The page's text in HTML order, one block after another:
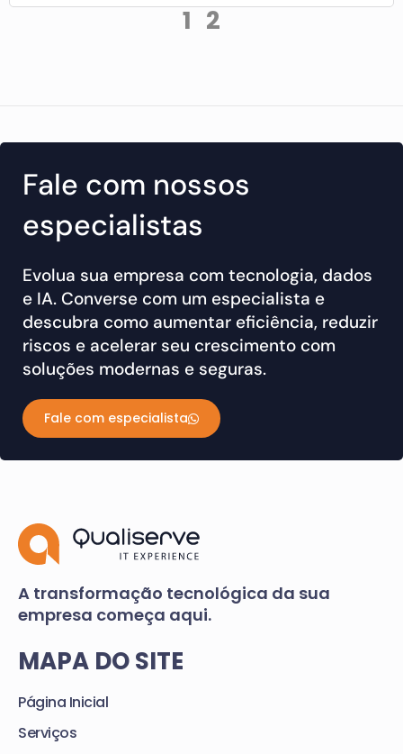
1 2
Fale com nossos
especialistas
Evolua sua empresa com tecnologia, dados
e IA. Converse com um especialista e
descubra como aumentar eficiência, reduzir
riscos e acelerar seu crescimento com
soluções modernas e seguras.
Fale com especialista
A transformação tecnológica da sua
empresa começa aqui.
MAPA DO SITE
Página Inicial
Serviços